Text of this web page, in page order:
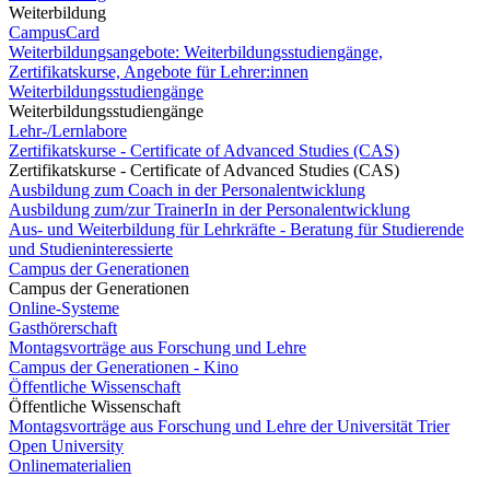
Weiterbildung
CampusCard
Weiterbildungsangebote: Weiterbildungsstudiengänge,
Zertifikatskurse, Angebote für Lehrer:innen
Weiterbildungsstudiengänge
Weiterbildungsstudiengänge
Lehr-/Lernlabore
Zertifikatskurse - Certificate of Advanced Studies (CAS)
Zertifikatskurse - Certificate of Advanced Studies (CAS)
Ausbildung zum Coach in der Personalentwicklung
Ausbildung zum/zur TrainerIn in der Personalentwicklung
Aus- und Weiterbildung für Lehrkräfte - Beratung für Studierende
und Studieninteressierte
Campus der Generationen
Campus der Generationen
Online-Systeme
Gasthörerschaft
Montagsvorträge aus Forschung und Lehre
Campus der Generationen - Kino
Öffentliche Wissenschaft
Öffentliche Wissenschaft
Montagsvorträge aus Forschung und Lehre der Universität Trier
Open University
Onlinematerialien